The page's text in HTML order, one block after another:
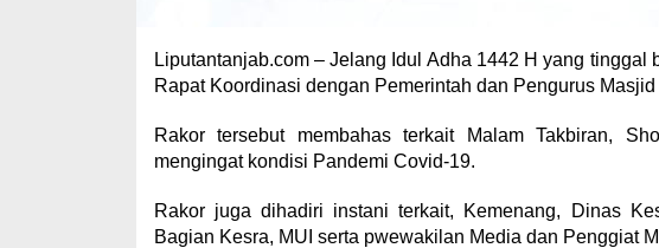
Liputantanjab.com – Jelang Idul Adha 1442 H yang
Rapat Koordinasi dengan Pemerintah dan Pengurus
Rakor tersebut membahas terkait Malam Takbiran,
mengingat kondisi Pandemi Covid-19.
Rakor juga dihadiri instani terkait, Kemenang, Dinas
Bagian Kesra, MUI serta pwewakilan Media dan Penggiat